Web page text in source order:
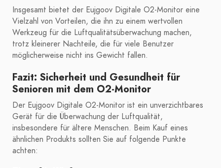
Insgesamt bietet der Eujgoov Digitale O2-Monitor eine
Vielzahl von Vorteilen, die ihn zu einem wertvollen
Werkzeug für die Luftqualitätsüberwachung machen,
trotz kleinerer Nachteile, die für viele Benutzer
möglicherweise nicht ins Gewicht fallen.
Fazit: Sicherheit und Gesundheit für
Senioren mit dem O2-Monitor
Der Eujgoov Digitale O2-Monitor ist ein unverzichtbares
Gerät für die Überwachung der Luftqualität,
insbesondere für ältere Menschen. Beim Kauf eines
ähnlichen Produkts sollten Sie auf folgende Punkte
achten: